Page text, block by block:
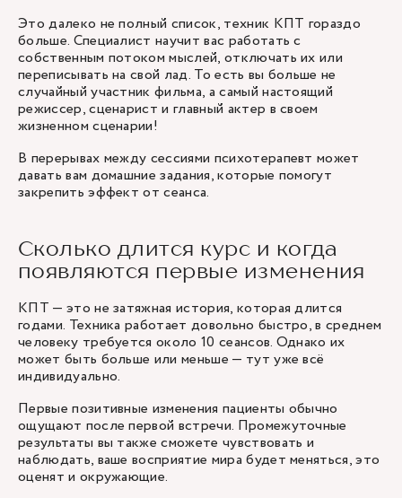
Это далеко не полный список, техник КПТ гораздо
больше. Специалист научит вас работать с
собственным потоком мыслей, отключать их или
переписывать на свой лад. То есть вы больше не
случайный участник фильма, а самый настоящий
режиссер, сценарист и главный актер в своем
жизненном сценарии!
В перерывах между сессиями психотерапевт может
давать вам домашние задания, которые помогут
закрепить эффект от сеанса.
Сколько длится курс и когда
появляются первые изменения
КПТ — это не затяжная история, которая длится
годами. Техника работает довольно быстро, в среднем
человеку требуется около 10 сеансов. Однако их
может быть больше или меньше — тут уже всё
индивидуально.
Первые позитивные изменения пациенты обычно
ощущают после первой встречи. Промежуточные
результаты вы также сможете чувствовать и
наблюдать, ваше восприятие мира будет меняться, это
оценят и окружающие.